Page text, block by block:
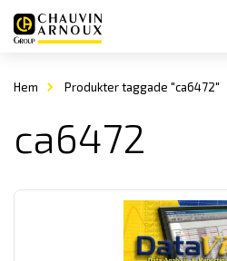
Hem Produkter taggade "ca6472"
ca6472